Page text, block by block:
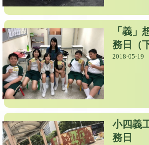
「義」
務日（
2018-05-19
小四義
務日